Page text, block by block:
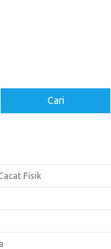
Cari
Fisik